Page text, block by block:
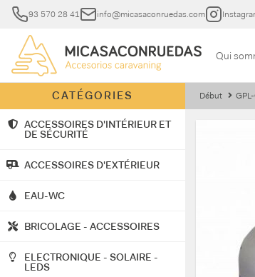
93 570 28 41 info@micasaconruedas.com
Qui
CATÉGORIES
ACCESSOIRES D'INTÉRIEUR ET
DE SÉCURITÉ
ACCESSOIRES D'EXTÉRIEUR
EAU-WC
BRICOLAGE - ACCESSOIRES
ELECTRONIQUE - SOLAIRE -
LEDS
Début